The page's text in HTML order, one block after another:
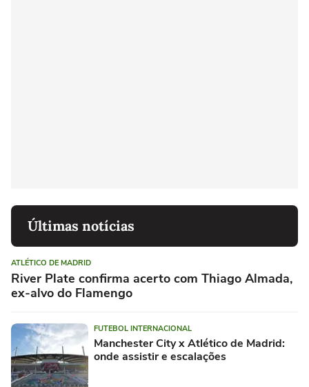
Últimas notícias
ATLÉTICO DE MADRID
River Plate confirma acerto com Thiago Almada,
ex-alvo do Flamengo
FUTEBOL INTERNACIONAL
Manchester City x Atlético de Madrid:
onde assistir e escalações